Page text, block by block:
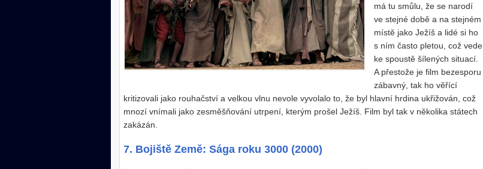
má tu smůlu, že se narodí
ve stejné době a na stejném
místě jako Ježíš a lidé si ho
s ním často pletou, což vede
ke spoustě šílených situací.
A přestože je film bezesporu
zábavný, tak ho věřící
kritizovali jako rouhačství a velkou vlnu nevole vyvolalo to, že byl hlavní hrdina ukřižován, což
mnozí vnímali jako zesměšňování utrpení, kterým prošel Ježíš. Film byl tak v několika státech
zakázán.
7. Bojiště Země: Sága roku 3000 (2000)